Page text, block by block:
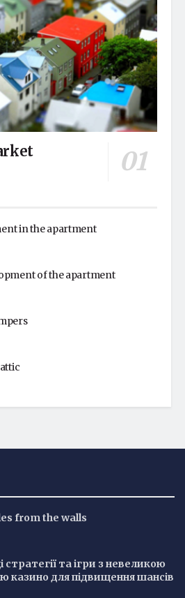
in the apartment
of the apartment
from the walls
та ігри з невеликою
казино для підвищення шансів